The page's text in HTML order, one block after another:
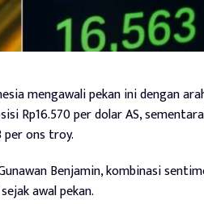
mengawali pekan ini dengan
Rp16.570 per dolar AS,
per ons troy.
Benjamin, kombinasi
awal pekan.